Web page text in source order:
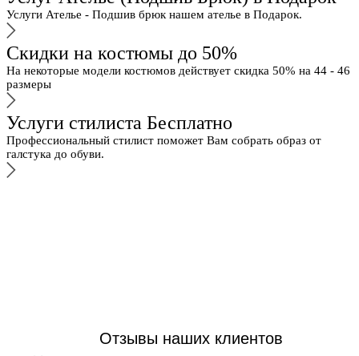
Услуги Ателье - Подшив брюк нашем ателье в Подарок.
Скидки на костюмы до 50%
На некоторые модели костюмов действует скидка 50% на 44 - 46
размеры
Услуги стилиста Бесплатно
Профессиональный стилист поможет Вам собрать образ от
галстука до обуви.
Отзывы наших клиентов